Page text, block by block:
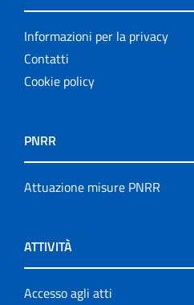
Informazioni per la privacy
Contatti
Cookie policy
PNRR
Attuazione misure PNRR
ATTIVITÀ
Accesso agli atti